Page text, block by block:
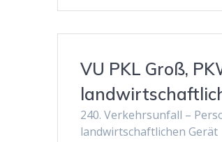
VU PKL Groß,
240. Verkehrsunfall –
landwirtschaftlichen Gerät